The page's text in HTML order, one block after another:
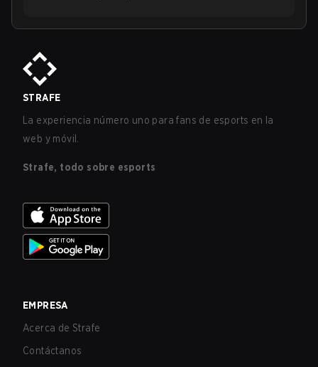
STRAFE
La experiencia número uno para fans de esports en la
web y móvil.
Strafe, todo sobre esports
EMPRESA
Acerca de Strafe
Contáctanos